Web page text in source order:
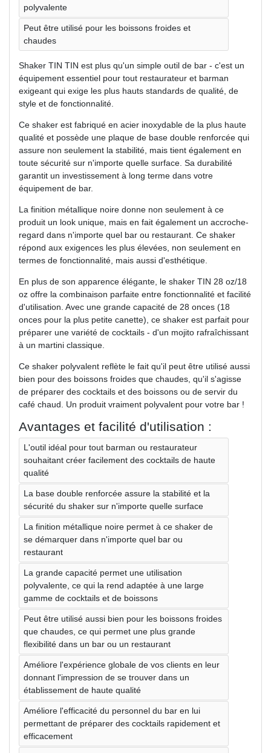
polyvalente
Peut être utilisé pour les boissons froides et
chaudes
Shaker TIN TIN est plus qu'un simple outil de bar - c'est un
équipement essentiel pour tout restaurateur et barman
exigeant qui exige les plus hauts standards de qualité, de
style et de fonctionnalité.
Ce shaker est fabriqué en acier inoxydable de la plus haute
qualité et possède une plaque de base double renforcée qui
assure non seulement la stabilité, mais tient également en
toute sécurité sur n'importe quelle surface. Sa durabilité
garantit un investissement à long terme dans votre
équipement de bar.
La finition métallique noire donne non seulement à ce
produit un look unique, mais en fait également un accroche-
regard dans n'importe quel bar ou restaurant. Ce shaker
répond aux exigences les plus élevées, non seulement en
termes de fonctionnalité, mais aussi d'esthétique.
En plus de son apparence élégante, le shaker TIN 28 oz/18
oz offre la combinaison parfaite entre fonctionnalité et facilité
d'utilisation. Avec une grande capacité de 28 onces (18
onces pour la plus petite canette), ce shaker est parfait pour
préparer une variété de cocktails - d'un mojito rafraîchissant
à un martini classique.
Ce shaker polyvalent reflète le fait qu'il peut être utilisé aussi
bien pour des boissons froides que chaudes, qu'il s'agisse
de préparer des cocktails et des boissons ou de servir du
café chaud. Un produit vraiment polyvalent pour votre bar !
Avantages et facilité d'utilisation :
L'outil idéal pour tout barman ou restaurateur
souhaitant créer facilement des cocktails de haute
qualité
La base double renforcée assure la stabilité et la
sécurité du shaker sur n'importe quelle surface
La finition métallique noire permet à ce shaker de
se démarquer dans n'importe quel bar ou
restaurant
La grande capacité permet une utilisation
polyvalente, ce qui la rend adaptée à une large
gamme de cocktails et de boissons
Peut être utilisé aussi bien pour les boissons froides
que chaudes, ce qui permet une plus grande
flexibilité dans un bar ou un restaurant
Améliore l'expérience globale de vos clients en leur
donnant l'impression de se trouver dans un
établissement de haute qualité
Améliore l'efficacité du personnel du bar en lui
permettant de préparer des cocktails rapidement et
efficacement